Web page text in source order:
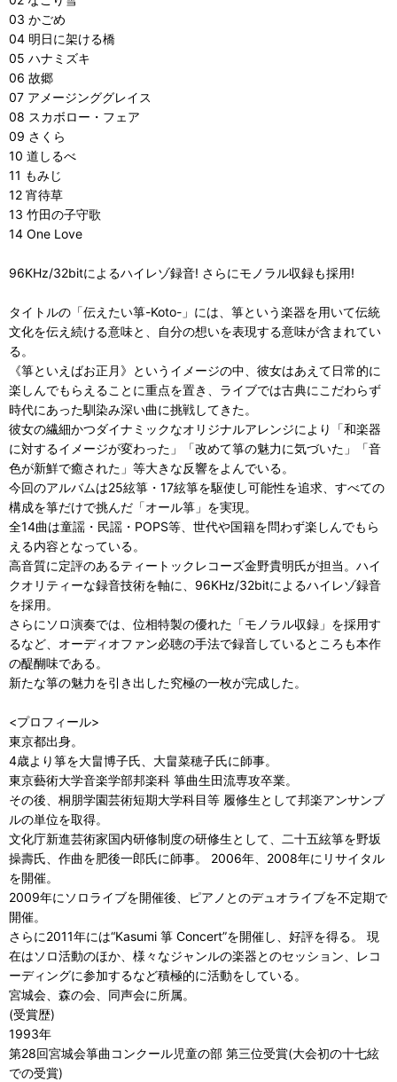
03 かごめ
04 明日に架ける橋
05 ハナミズキ
06 故郷
07 アメージンググレイス
08 スカボロー・フェア
09 さくら
10 道しるべ
11 もみじ
12 宵待草
13 竹田の子守歌
14 One Love
96KHz/32bitによるハイレゾ録音! さらにモノラル収録も採用!
タイトルの「伝えたい箏-Koto-」には、箏という楽器を用いて伝統
文化を伝え続ける意味と、自分の想いを表現する意味が含まれてい
る。
《箏といえばお正月》というイメージの中、彼女はあえて日常的に
楽しんでもらえることに重点を置き、ライブでは古典にこだわらず
時代にあった馴染み深い曲に挑戦してきた。
彼女の繊細かつダイナミックなオリジナルアレンジにより「和楽器
に対するイメージが変わった」「改めて箏の魅力に気づいた」「音
色が新鮮で癒された」等大きな反響をよんでいる。
今回のアルバムは25絃箏・17絃箏を駆使し可能性を追求、すべての
構成を箏だけで挑んだ「オール箏」を実現。
全14曲は童謡・民謡・POPS等、世代や国籍を問わず楽しんでもら
える内容となっている。
高音質に定評のあるティートックレコーズ金野貴明氏が担当。ハイ
クオリティーな録音技術を軸に、96KHz/32bitによるハイレゾ録音
を採用。
さらにソロ演奏では、位相特製の優れた「モノラル収録」を採用す
るなど、オーディオファン必聴の手法で録音しているところも本作
の醍醐味である。
新たな箏の魅力を引き出した究極の一枚が完成した。
<プロフィール>
東京都出身。
4歳より箏を大畠博子氏、大畠菜穂子氏に師事。
東京藝術大学音楽学部邦楽科 箏曲生田流専攻卒業。
その後、桐朋学園芸術短期大学科目等 履修生として邦楽アンサンブ
ルの単位を取得。
文化庁新進芸術家国内研修制度の研修生として、二十五絃箏を野坂
操壽氏、作曲を肥後一郎氏に師事。 2006年、2008年にリサイタル
を開催。
2009年にソロライブを開催後、ピアノとのデュオライブを不定期で
開催。
さらに2011年には“Kasumi 箏 Concert”を開催し、好評を得る。 現
在はソロ活動のほか、様々なジャンルの楽器とのセッション、レコ
ーディングに参加するなど積極的に活動をしている。
宮城会、森の会、同声会に所属。
(受賞歴)
1993年
第28回宮城会箏曲コンクール児童の部 第三位受賞(大会初の十七絃
での受賞)